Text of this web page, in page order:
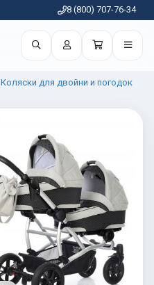
8 (800) 707-76-34
Коляски для двойни и погодок